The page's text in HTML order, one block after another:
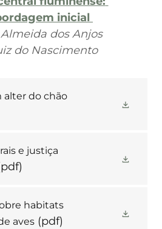
inicial
dos Anjos
do Nascimento
alter do chão
e justiça
habitats
aves (pdf)